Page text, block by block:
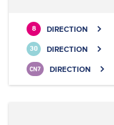
8 DIRECTION
30 DIRECTION
CN7 DIRECTION